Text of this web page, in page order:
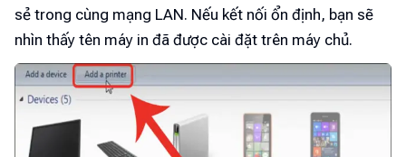
sẻ trong cùng mạng LAN. Nếu kết nối ổn định, bạn sẽ
nhìn thấy tên máy in đã được cài đặt trên máy chủ.